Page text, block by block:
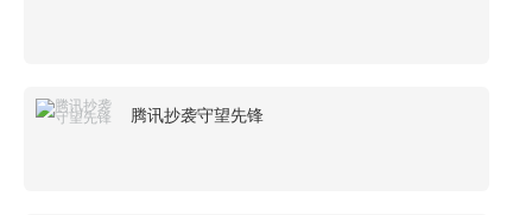
腾讯抄袭守望先锋